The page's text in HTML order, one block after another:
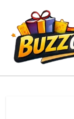
contenu